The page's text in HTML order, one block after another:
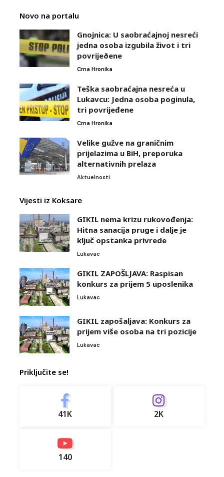
Novo na portalu
Gnojnica: U saobraćajnoj nesreći
jedna osoba izgubila život i tri
povrijeðene
Crna Hronika
Teška saobraćajna nesreća u
Lukavcu: Jedna osoba poginula,
tri povrijeđene
Crna Hronika
Velike gužve na graničnim
prijelazima u BiH, preporuka
alternativnih prelaza
Aktuelnosti
Vijesti iz Koksare
GIKIL nema krizu rukovođenja:
Hitna sanacija pruge i dalje je
ključ opstanka privrede
Lukavac
GIKIL ZAPOŠLJAVA: Raspisan
konkurs za prijem 5 uposlenika
Lukavac
GIKIL zapošaljava: Konkurs za
prijem više osoba na tri pozicije
Lukavac
Priključite se!
41K 2K
140